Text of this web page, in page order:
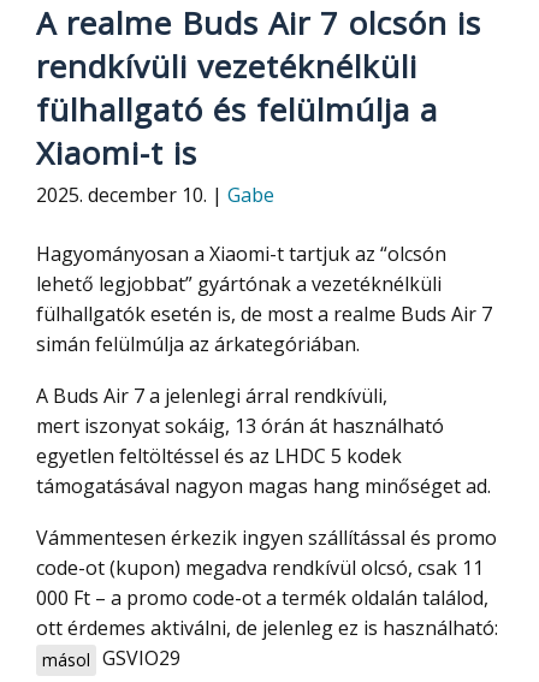
A realme Buds Air 7 olcsón is
rendkívüli vezetéknélküli
fülhallgató és felülmúlja a
Xiaomi-t is
2025. december 10. | Gabe
Hagyományosan a Xiaomi-t tartjuk az “olcsón
lehető legjobbat” gyártónak a vezetéknélküli
fülhallgatók esetén is, de most a realme Buds Air 7
simán felülmúlja az árkategóriában.
A Buds Air 7 a jelenlegi árral rendkívüli,
mert iszonyat sokáig, 13 órán át használható
egyetlen feltöltéssel és az LHDC 5 kodek
támogatásával nagyon magas hang minőséget ad.
Vámmentesen érkezik ingyen szállítással és promo
code-ot (kupon) megadva rendkívül olcsó, csak 11
000 Ft – a promo code-ot a termék oldalán találod,
ott érdemes aktiválni, de jelenleg ez is használható:
másol GSVIO29